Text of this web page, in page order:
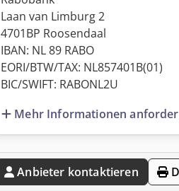
Laan van Limburg 2
4701BP Roosendaal
IBAN: NL 89 RABO
EORI/BTW/TAX: NL857401B(01)
BIC/SWIFT: RABONL2U
Mehr Informationen
Anbieter kontaktieren